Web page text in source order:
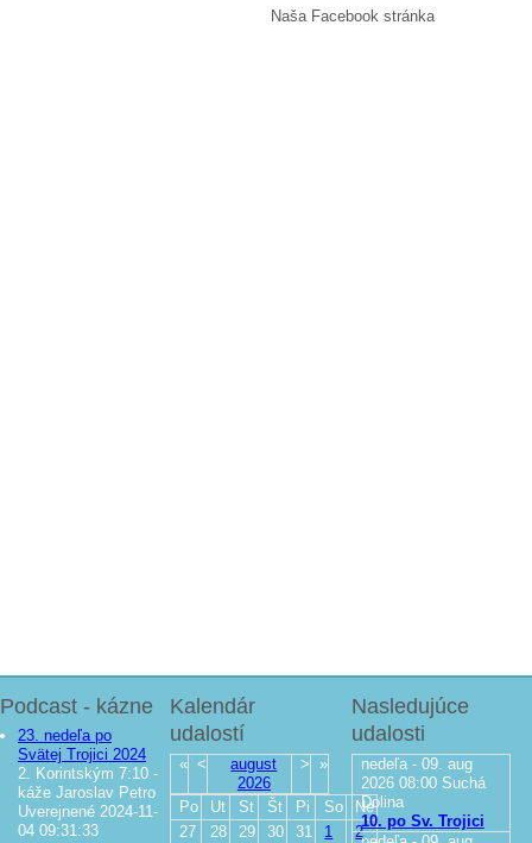
Naša Facebook stránka
Podcast - kázne
23. nedeľa po
Svätej Trojici 2024
2. Korintským 7:10 -
káže Jaroslav Petro
Uverejnené 2024-11-
04 09:31:33
Kalendár
udalostí
« <
august
2026
> »
Po Ut St Št Pi So
Ne
27
28 29 30 31 1 2
Nasledujúce
udalosti
nedeľa - 09. aug
2026 08:00 Suchá
Dolina
10. po Sv. Trojici